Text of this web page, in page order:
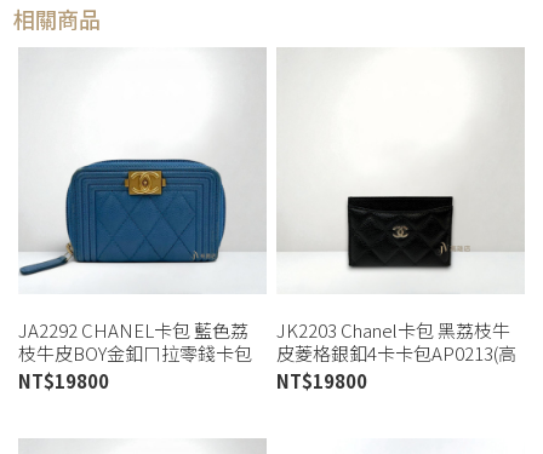
相關商品
JA2292 CHANEL卡包 藍色荔
枝牛皮BOY金釦ㄇ拉零錢卡包
(桃園店)
NT$19800
JK2203 Chanel卡包 黑荔枝牛
皮菱格銀釦4卡卡包AP0213(高
雄店)
NT$19800